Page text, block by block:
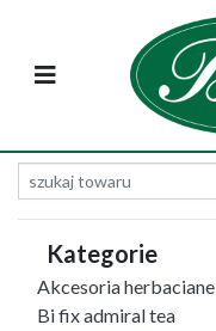
Kategorie
Akcesoria herbaciane
Bi fix admiral tea